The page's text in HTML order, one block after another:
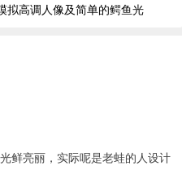
拟高调人像及简单的鳄鱼光
鲜亮丽，实际呢是老蛙的人设计